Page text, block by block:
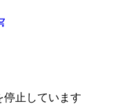
停止しています